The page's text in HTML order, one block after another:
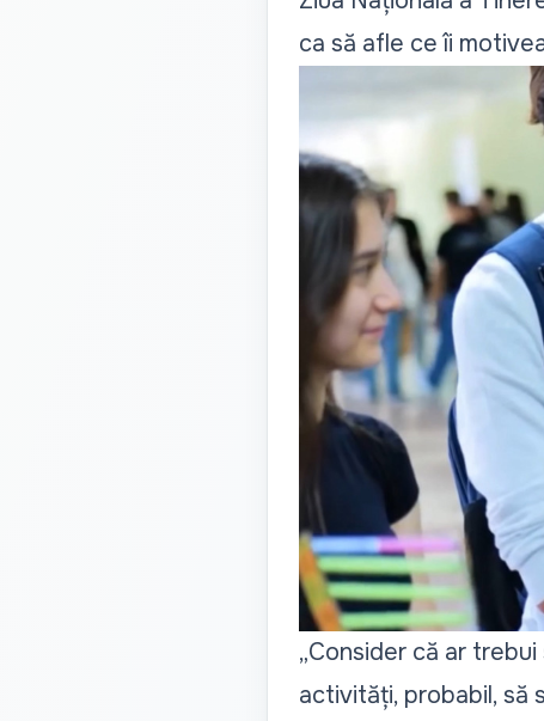
ca să afle ce îi
„Consider că ar
activități, probabil, să